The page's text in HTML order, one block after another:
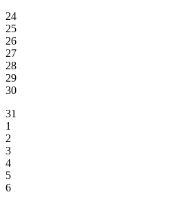
24
25
26
27
28
29
30
31
1
2
3
4
5
6